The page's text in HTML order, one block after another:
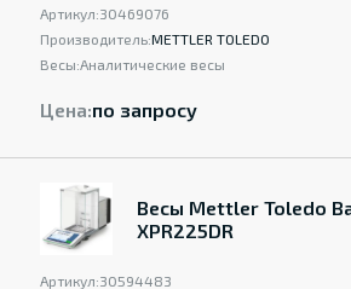
Артикул:30469076
Производитель:METTLER TOLEDO
Весы:Аналитические весы
Цена:по запросу
Весы Mettler Toledo
XPR225DR
Артикул:30594483